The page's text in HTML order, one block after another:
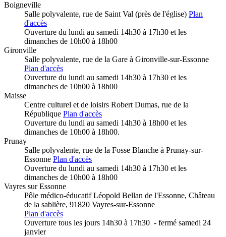
Boigneville
Salle polyvalente, rue de Saint Val (près de l'église) Plan
d'accès
Ouverture du lundi au samedi 14h30 à 17h30 et les
dimanches de 10h00 à 18h00
Gironville
Salle polyvalente, rue de la Gare à Gironville-sur-Essonne
Plan d'accès
Ouverture du lundi au samedi 14h30 à 17h30 et les
dimanches de 10h00 à 18h00
Maisse
Centre culturel et de loisirs Robert Dumas, rue de la
République Plan d'accès
Ouverture du lundi au samedi 14h30 à 18h00 et les
dimanches de 10h00 à 18h00.
Prunay
Salle polyvalente, rue de la Fosse Blanche à Prunay-sur-
Essonne Plan d'accès
Ouverture du lundi au samedi 14h30 à 17h30 et les
dimanches de 10h00 à 18h00
Vayres sur Essonne
Pôle médico-éducatif Léopold Bellan de l'Essonne, Château
de la sablière, 91820 Vayres-sur-Essonne
Plan d'accès
Ouverture tous les jours 14h30 à 17h30 - fermé samedi 24
janvier